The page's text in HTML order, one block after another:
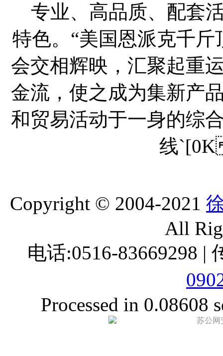
专业、高品质、配套
特色。“美国恩派克千
会交相辉映，汇聚起重
金流，使之成为集新产
和贸易活动于一身的综
线
Copyright © 2004-2021
All
电话:0516-83669298 |
Processed in 0.08608
苏公网